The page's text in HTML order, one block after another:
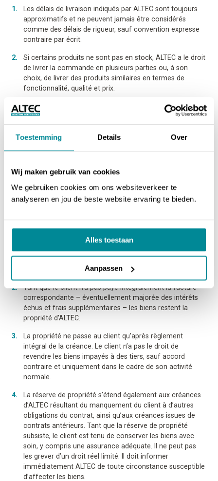
Toestemming Details Over
Wij maken gebruik van cookies
We gebruiken cookies om ons websiteverkeer te
analyseren en jou de beste website ervaring te bieden.
Alles toestaan
Aanpassen
Les délais de livraison indiqués par ALTEC sont toujours
approximatifs et ne peuvent jamais être considérés
comme des délais de rigueur, sauf convention expresse
contraire par écrit.
Si certains produits ne sont pas en stock, ALTEC a le droit
de livrer la commande en plusieurs parties ou, à son
choix, de livrer des produits similaires en termes de
fonctionnalité, qualité et prix.
En cas de livraison sur appel sans échéances fixées, si
aucune partie ou totalité de la commande n’a été appelée
dans les trois mois, ALTEC peut exiger par écrit que le
client fixe un délai dans lequel la totalité sera appelée. Le
En cas de livraison de produits fabriqués spécialement
pour le client, ALTEC a le droit de livrer et de facturer une
quantité supérieure ou inférieure dans une tolérance
maximale de 10 %.
Article 5 : Risques, réserve de propriété et droit de
Sauf dispositions contraires, le risque des biens livrés ou
à livrer est transféré au client au moment de la livraison.
Tant que le client n’a pas payé intégralement la facture
correspondante – éventuellement majorée des intérêts
échus et frais supplémentaires – les biens restent la
propriété d’ALTEC.
La propriété ne passe au client qu’après règlement
intégral de la créance. Le client n’a pas le droit de
revendre les biens impayés à des tiers, sauf accord
contraire et uniquement dans le cadre de son activité
normale.
La réserve de propriété s’étend également aux créances
d’ALTEC résultant du manquement du client à d’autres
obligations du contrat, ainsi qu’aux créances issues de
contrats antérieurs. Tant que la réserve de propriété
subsiste, le client est tenu de conserver les biens avec
soin, y compris une assurance adéquate. Il ne peut pas
les grever d’un droit réel limité. Il doit informer
immédiatement ALTEC de toute circonstance susceptible
d’affecter les biens.